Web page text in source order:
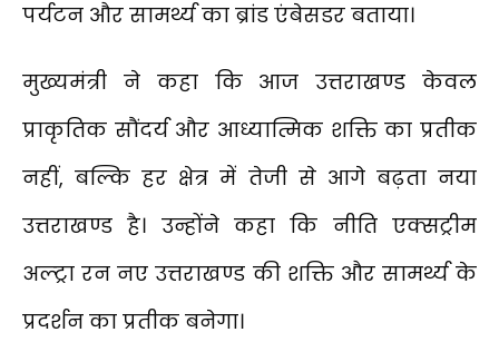
पर्यटन और सामर्थ्य का ब्रांड एंबेसडर बताया।
मुख्यमंत्री ने कहा कि आज उत्तराखण्ड केवल
प्राकृतिक सौंदर्य और आध्यात्मिक शक्ति का प्रतीक
नहीं, बल्कि हर क्षेत्र में तेजी से आगे बढ़ता नया
उत्तराखण्ड है। उन्होंने कहा कि नीति एक्सट्रीम
अल्ट्रा रन नए उत्तराखण्ड की शक्ति और सामर्थ्य के
प्रदर्शन का प्रतीक बनेगा।